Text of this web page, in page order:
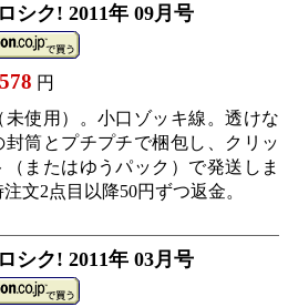
シク! 2011年 09月号
円
未使用）。小口ゾッキ線。透けな
封筒とプチプチで梱包し、クリッ
（またはゆうパック）で発送しま
文2点目以降50円ずつ返金。
シク! 2011年 03月号